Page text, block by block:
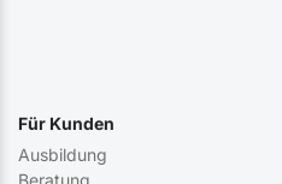
Für Kunden
Ausbildung
Beratung